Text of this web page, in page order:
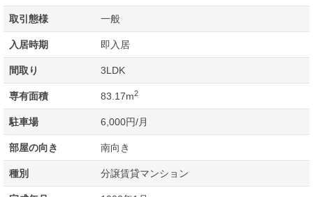
取引態様 一般
入居時期 即入居
間取り 3LDK
専有面積 83.17m2
駐車場 6,000円/月
部屋の向き 南向き
種別 分譲賃貸マンション